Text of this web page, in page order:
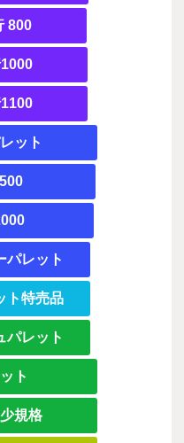
行 800
1000
1100
レット
1500
2000
パレット
ト特売品
レット
レット
少規格